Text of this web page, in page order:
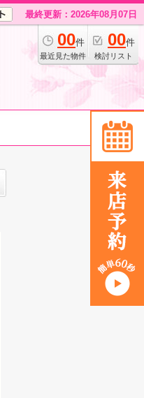
最終更新：2026年08月07日
00件
最近見た物件
00件
検討リスト